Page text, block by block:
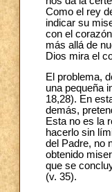
Como el rey
indicar su
con el
más allá de
Dios mira el
El problema,
una pequeña
18,28). En
demás,
Esta no es la
hacerlo sin
del Padre, no
obtenido
que se
(v. 35).